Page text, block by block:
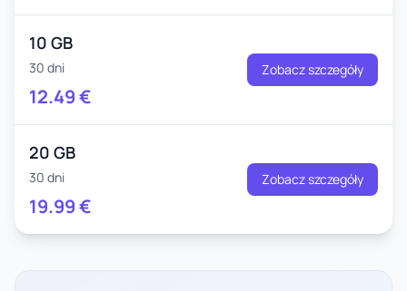
10 GB
30 dni
12.49€
Zobacz szczegóły
20 GB
30 dni
19.99€
Zobacz szczegóły